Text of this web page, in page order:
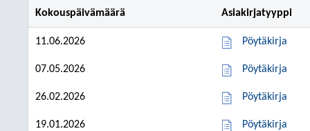
Kokouspäivämäärä Asiakirjatyyppi
11.06.2026 Pöytäkirja
07.05.2026 Pöytäkirja
26.02.2026 Pöytäkirja
19.01.2026 Pöytäkirja